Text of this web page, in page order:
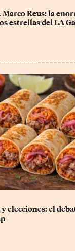
Marco Reus: la
estrellas del LA
elecciones: el